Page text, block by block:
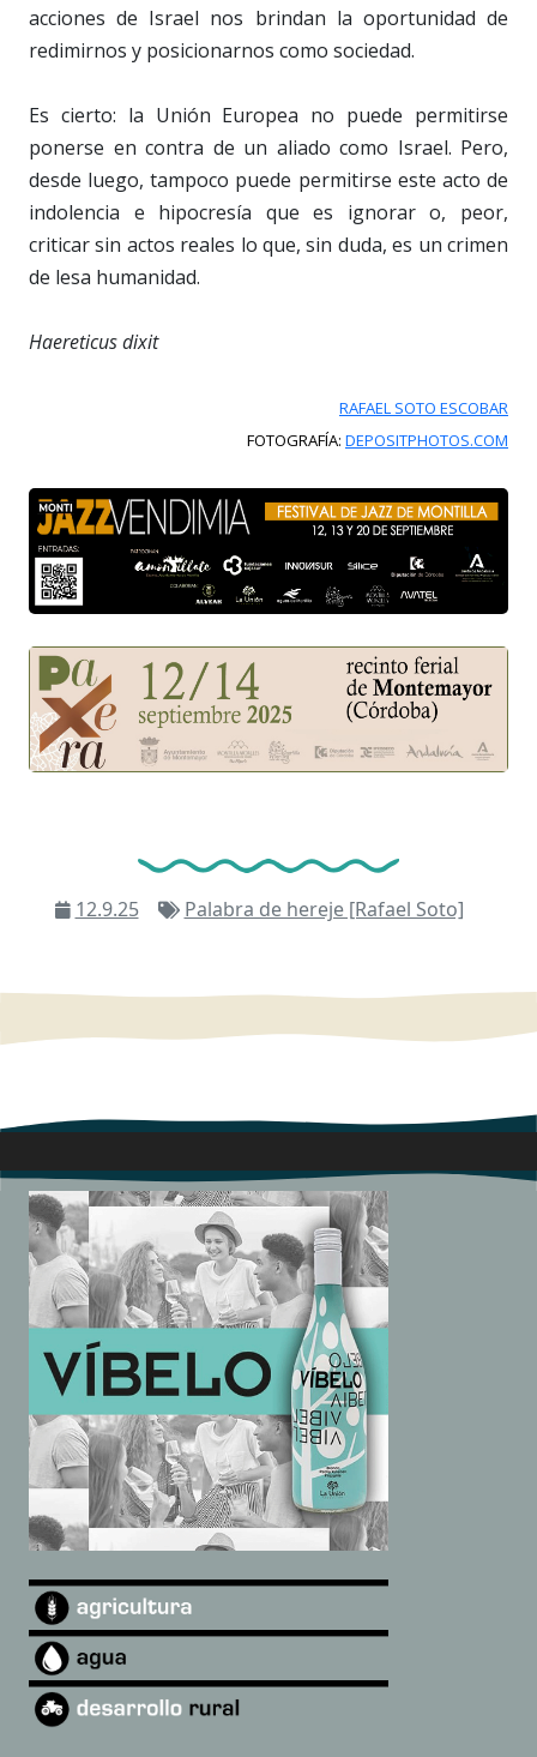
acciones de Israel nos brindan la oportunidad de
redimirnos y posicionarnos como sociedad.
Es cierto: la Unión Europea no puede permitirse
ponerse en contra de un aliado como Israel. Pero,
desde luego, tampoco puede permitirse este acto de
indolencia e hipocresía que es ignorar o, peor,
criticar sin actos reales lo que, sin duda, es un crimen
de lesa humanidad.
Haereticus dixit
RAFAEL SOTO ESCOBAR
FOTOGRAFÍA: DEPOSITPHOTOS.COM
12.9.25 Palabra de hereje [Rafael Soto]